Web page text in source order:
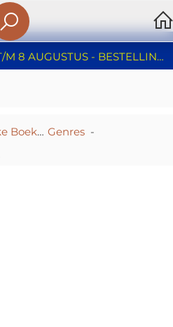
⛔️ WEBSHOP GESLOTEN T/M 8 AUGUSTUS - BESTELLINGEN WORDEN NIET IN BEHANDELING GENOMEN - FIJNE ZOMER!
HOME - Christelijke Boekhandel De Echo – Huizen | Boeken & Cadeaus Genres-